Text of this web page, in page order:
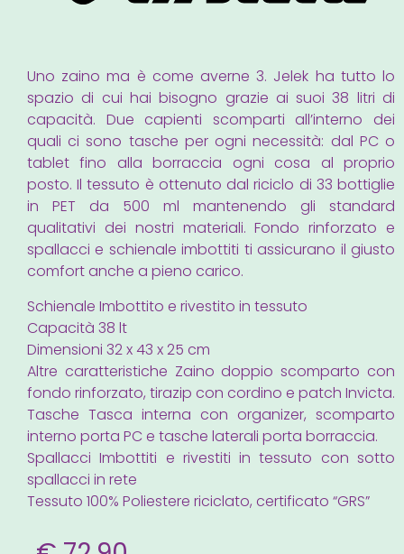
Uno zaino ma è come averne 3. Jelek ha tutto lo
spazio di cui hai bisogno grazie ai suoi 38 litri di
capacità. Due capienti scomparti all’interno dei
quali ci sono tasche per ogni necessità: dal PC o
tablet fino alla borraccia ogni cosa al proprio
posto. Il tessuto è ottenuto dal riciclo di 33 bottiglie
in PET da 500 ml mantenendo gli standard
qualitativi dei nostri materiali. Fondo rinforzato e
spallacci e schienale imbottiti ti assicurano il giusto
comfort anche a pieno carico.
Schienale Imbottito e rivestito in tessuto
Capacità 38 lt
Dimensioni 32 x 43 x 25 cm
Altre caratteristiche Zaino doppio scomparto con
fondo rinforzato, tirazip con cordino e patch Invicta.
Tasche Tasca interna con organizer, scomparto
interno porta PC e tasche laterali porta borraccia.
Spallacci Imbottiti e rivestiti in tessuto con sotto
spallacci in rete
Tessuto 100% Poliestere riciclato, certificato “GRS”